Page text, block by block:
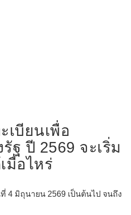
เบียนเพื่อ
ฐ ปี 2569 จะเริ่ม
มื่อไหร่
4 มิถุนายน 2569 เป็นต้นไป จนถึง